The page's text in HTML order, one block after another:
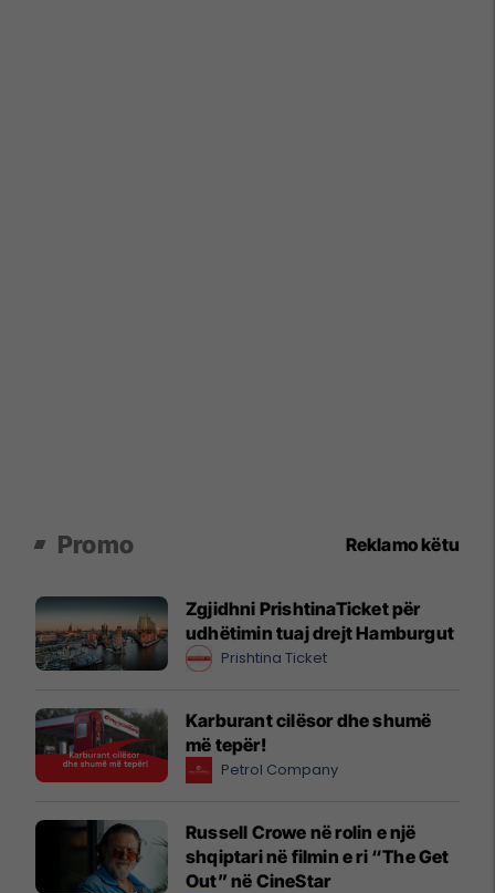
Promo Reklamo këtu
Zgjidhni PrishtinaTicket për
udhëtimin tuaj drejt Hamburgut
Prishtina Ticket
Karburant cilësor dhe shumë
më tepër!
Petrol Company
Russell Crowe në rolin e një
shqiptari në filmin e ri “The Get
Out” në CineStar